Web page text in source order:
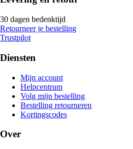
30 dagen bedenktijd
Retourneer je bestelling
Trustpilot
Diensten
Mijn account
Helpcentrum
Volg mijn bestelling
Bestelling retourneren
Kortingscodes
Over